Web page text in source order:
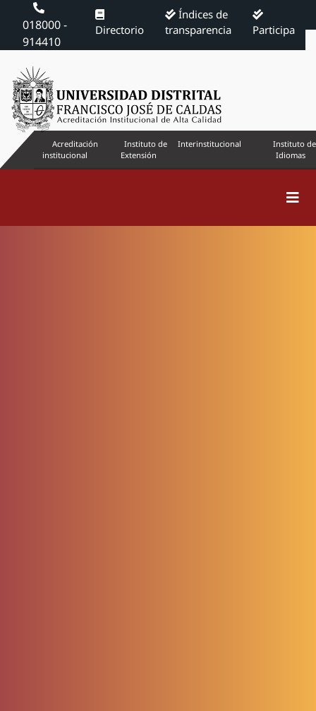
018000 -
914410
Directorio
Índices de
transparencia
Participa
Acreditación
institucional
Instituto de
Extensión
Interinstitucional
Instituto de
Idiomas